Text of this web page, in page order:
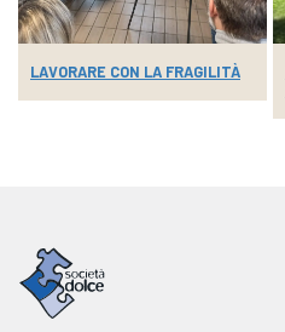
LAVORARE CON LA FRAGILITÀ